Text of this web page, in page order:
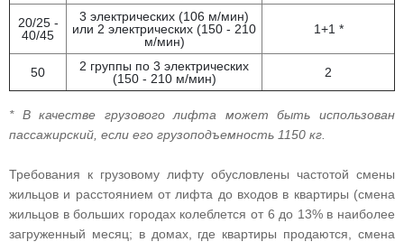
20/25 -
40/45
3 электрических (106 м/мин)
или 2 электрических (150 - 210
м/мин)
1+1 *
50
2 группы по 3 электрических
(150 - 210 м/мин)
2
* В качестве грузового лифта может быть использован
пассажирский, если его грузоподъемность 1150 кг.
Требования к грузовому лифту обусловлены частотой смены
жильцов и расстоянием от лифта до входов в квартиры (смена
жильцов в больших городах колеблется от 6 до 13% в наиболее
загруженный месяц; в домах, где квартиры продаются, смена